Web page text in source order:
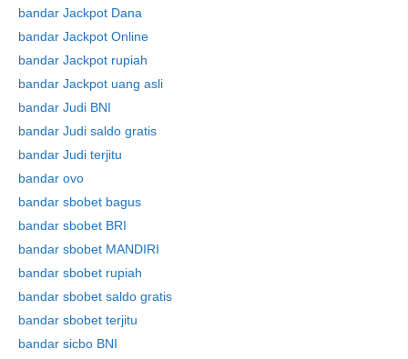
bandar Jackpot Dana
bandar Jackpot Online
bandar Jackpot rupiah
bandar Jackpot uang asli
bandar Judi BNI
bandar Judi saldo gratis
bandar Judi terjitu
bandar ovo
bandar sbobet bagus
bandar sbobet BRI
bandar sbobet MANDIRI
bandar sbobet rupiah
bandar sbobet saldo gratis
bandar sbobet terjitu
bandar sicbo BNI